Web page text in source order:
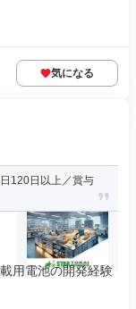
気になる
120日以上／賞与
用電池の開発経験